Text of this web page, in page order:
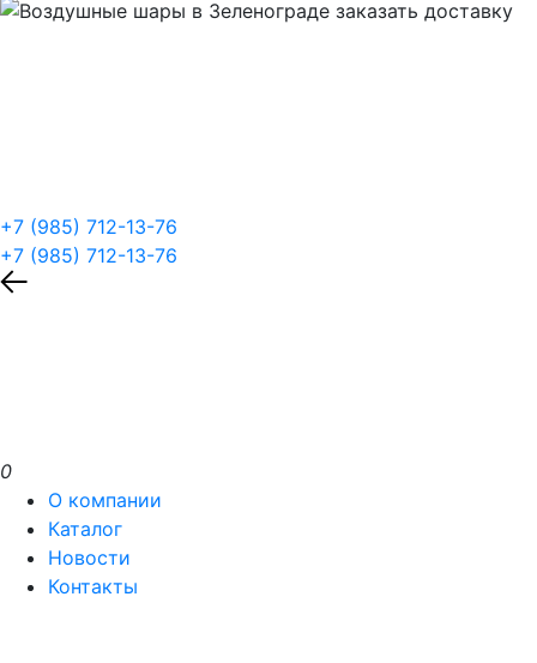
+7 (985) 712-13-76
+7 (985) 712-13-76
0
О компании
Каталог
Новости
Контакты